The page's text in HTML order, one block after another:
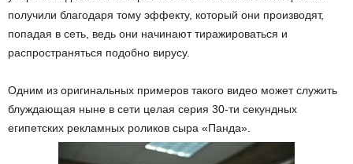
получили благодаря тому эффекту, который они производят,
попадая в сеть, ведь они начинают тиражироваться и
распространяться подобно вирусу.
Одним из оригинальных примеров такого видео может служить
блуждающая ныне в сети целая серия 30-ти секундных
египетских рекламных роликов сыра «Панда».